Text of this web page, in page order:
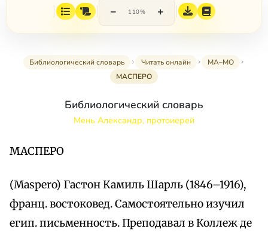
− 110% +
Библиологический словарь Читать онлайн
МА–МО
МАСПЕРО
Библиологический словарь
Мень Александр, протоиерей
МАСПЕРО
(Maspero) Гастон Камиль Шарль (1846–1916),
франц. востоковед. Самостоятельно изучил
егип. письменность. Преподавал в Коллеж де